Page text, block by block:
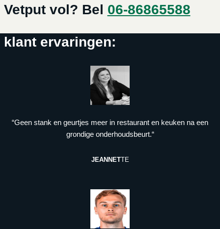
Vetput vol? Bel 06-86865588
klant ervaringen:
“Geen stank en geurtjes meer in restaurant en keuken na een
grondige onderhoudsbeurt.“
JEANNETTE